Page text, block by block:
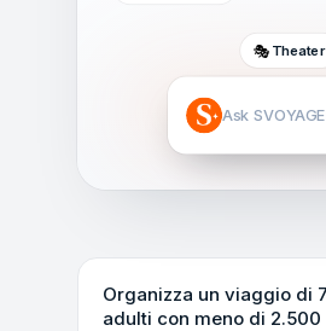
🎭 Theater
Ask
Organizza un viaggio di
adulti con meno di